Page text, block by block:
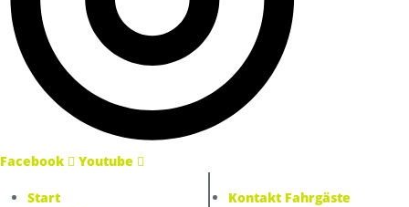
Facebook Youtube
Start
Kontakt Fahrgäste